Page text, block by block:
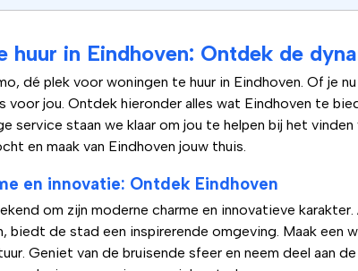
huur in Eindhoven: Ontdek de
dé plek voor woningen te huur in Eindhoven. Of je
jou. Ontdek hieronder alles wat Eindhoven te
service staan we klaar om jou te helpen bij het
en maak van Eindhoven jouw thuis.
en innovatie: Ontdek Eindhoven
om zijn moderne charme en innovatieve
biedt de stad een inspirerende omgeving. Maak een
Geniet van de bruisende sfeer en neem deel aan